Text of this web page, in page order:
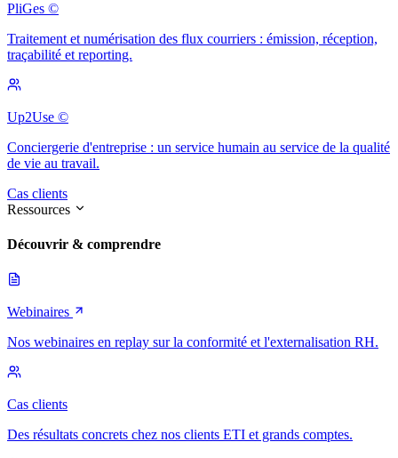
PliGes ©
Traitement et numérisation des flux courriers : émission, réception,
traçabilité et reporting.
Up2Use ©
Conciergerie d'entreprise : un service humain au service de la qualité
de vie au travail.
Cas clients
Ressources
Découvrir & comprendre
Webinaires
Nos webinaires en replay sur la conformité et l'externalisation RH.
Cas clients
Des résultats concrets chez nos clients ETI et grands comptes.